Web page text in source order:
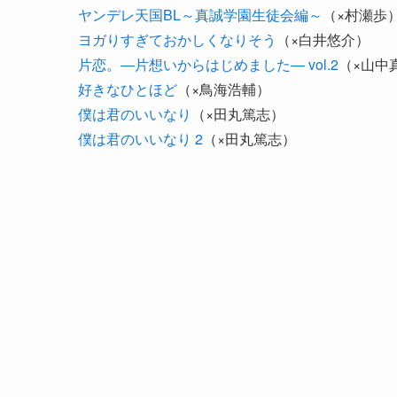
ヤンデレ天国BL～真誠学園生徒会編～ （×村瀬歩）
ヨガりすぎておかしくなりそう
（×白井悠介）
片恋。―片想いからはじめました― vol.2 （×山中
好きなひとほど （×鳥海浩輔）
僕は君のいいなり
（×田丸篤志）
僕は君のいいなり 2 （×田丸篤志）